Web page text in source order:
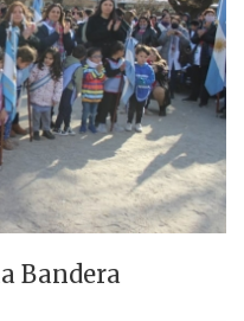
Bandera